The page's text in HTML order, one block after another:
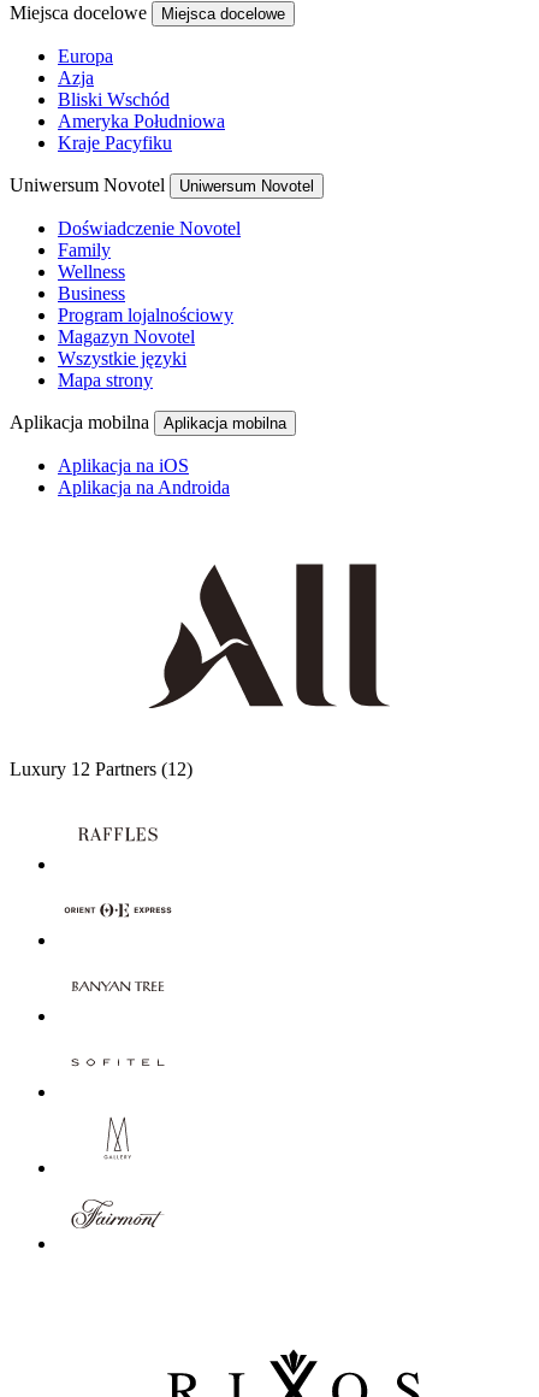
Miejsca docelowe Miejsca docelowe
Europa
Azja
Bliski Wschód
Ameryka Południowa
Kraje Pacyfiku
Uniwersum Novotel Uniwersum Novotel
Doświadczenie Novotel
Family
Wellness
Business
Program lojalnościowy
Magazyn Novotel
Wszystkie języki
Mapa strony
Aplikacja mobilna Aplikacja mobilna
Aplikacja na iOS
Aplikacja na Androida
Luxury 12 Partners (12)